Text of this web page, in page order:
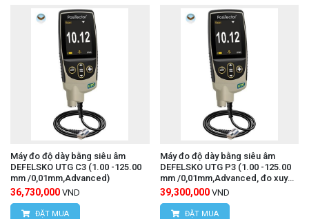
Máy đo độ dày bằng siêu âm
DEFELSKO UTG C3 (1.00 -125.00
mm /0,01mm,Advanced)
36,730,000 VND
ĐẶT MUA
Máy đo độ dày bằng siêu âm
DEFELSKO UTG P3 (1.00 -125.00
mm /0,01mm,Advanced, đo xuyên
qua lớp sơn)
39,300,000 VND
ĐẶT MUA